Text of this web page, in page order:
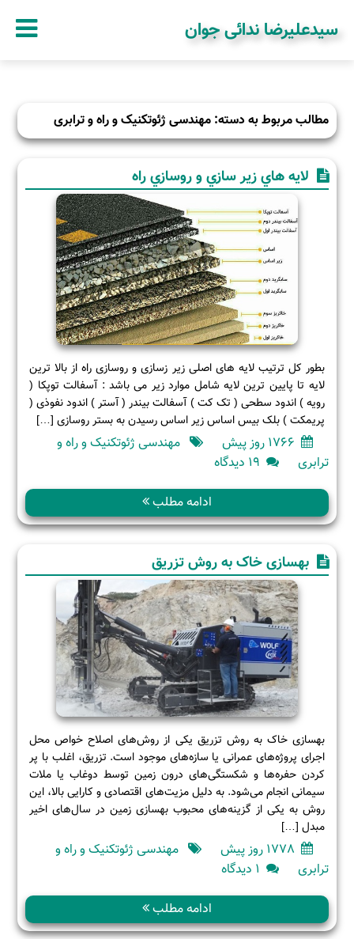
سیدعلیرضا ندائی جوان
مطالب مربوط به دسته: مهندسی ژئوتکنیک و راه و ترابری
لايه هاي زير سازي و روسازي راه
بطور کل ترتیب لایه های اصلی زیر زسازی و روسازی راه از بالا ترین
لایه تا پایین ترین لایه شامل موارد زیر می باشد : آسفالت توپکا (
رویه ) اندود سطحی ( تک کت ) آسفالت بیندر ( آستر ) اندود نفوذی (
پریمکت ) بلک بیس اساس زیر اساس رسیدن به بستر روسازی […]
1766 روز پیش
مهندسی ژئوتکنیک و راه و
ترابری
19 دیدگاه
برای
هاي
زير
و
روسازي
راه
ادامه مطلب
بهسازی خاک به روش تزریق
بهسازی خاک به روش تزریق یکی از روش‌های اصلاح خواص محل
اجرای پروژه‌های عمرانی یا سازه‌های موجود است. تزریق، اغلب با پر
کردن حفره‌ها و شکستگی‌های درون زمین توسط دوغاب یا ملات
سیمانی انجام می‌شود. به دلیل مزیت‌های اقتصادی و کارایی بالا، این
روش به یکی از گزینه‌های محبوب بهسازی زمین در سال‌های اخیر
مبدل […]
1778 روز پیش
مهندسی ژئوتکنیک و راه و
ترابری
۱ دیدگاه
برای
خاک
به
ادامه مطلب